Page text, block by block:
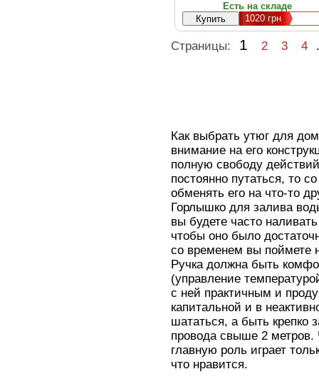
Есть на складе
1020 грн
Страницы: 1 2 3 4
Как выбрать утюг для
внимание на его
полную свободу
постоянно путаться, то
обменять его на что-то
Горлышко для залива
вы будете часто
чтобы оно было
со временем вы поймете
Ручка должна быть
(управление
с ней практичным и
капитальной и в
шататься, а быть крепко
провода свыше 2 метров.
главную роль играет
что нравится.